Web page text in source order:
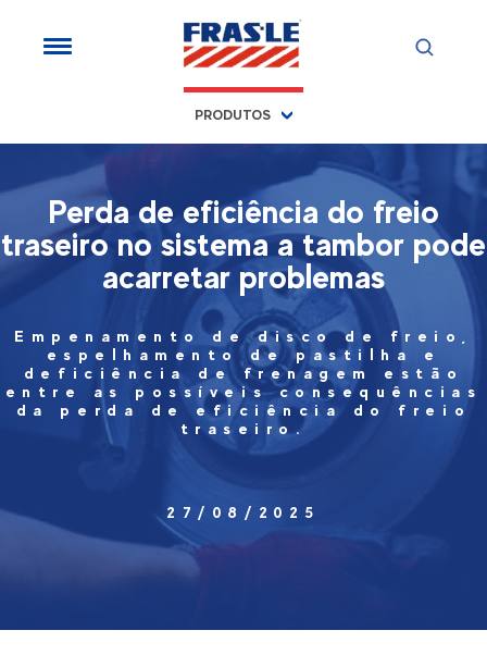
PRODUTOS
Perda de eficiência do freio
traseiro no sistema a tambor pode
acarretar problemas
Empenamento de disco de freio,
espelhamento de pastilha e
deficiência de frenagem estão
entre as possíveis consequências
da perda de eficiência do freio
traseiro.
27/08/2025